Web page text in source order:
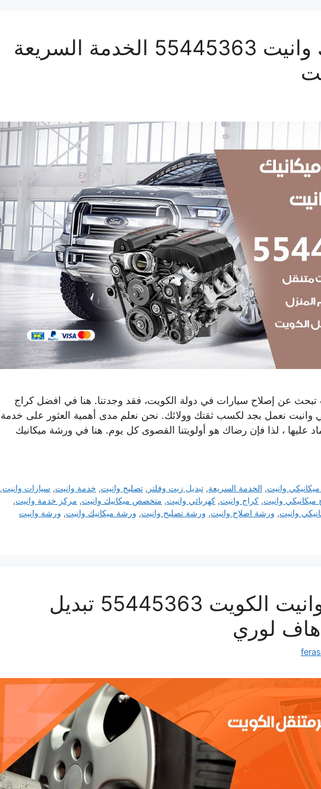
ورشة ميكانيك وانيت 55445363 الخدمة السريعة
تبحث عن إصلاح سيارات في دولة الكويت، فقد وجدتنا. هنا في افضل كراج
وانيت نعمل بجد لكسب ثقتك وولائك. نحن نعلم مدى أهمية العثور على خدمة
عليها ، لذا فإن رضاك ​​هو أولويتنا القصوى كل يوم. هنا في ورشة ميكانيك
وانيت, الخدمة السريعة,تبديل زيت وفلتر ,تصليح وانيت, خدمة وانيت, سيارات وانيت,
ميكانيكي وانيت, كراج وانيت, كهربائي وانيت, متخصص ميكانيك وانيت, مركز خدمة وانيت,
وانيت, ورشة اصلاح وانيت, ورشة تصليح وانيت, ورشة ميكانيك وانيت, ورشة وانيت
تبديل بطارية وانيت الكويت 55445363 تبديل
هاف لوري